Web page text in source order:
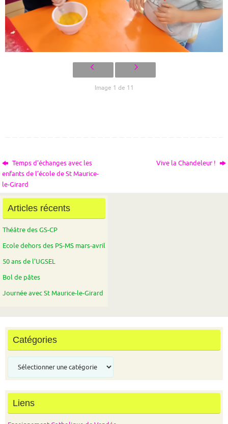
Image 1 de 11
Temps d’échanges avec les
enfants de l’école de St Maurice-
le-Girard
Vive la Chandeleur !
Articles récents
Théâtre des GS-CP
Ecole dehors des PS-MS mars-avril
50 ans de l’UGSEL
Bol de pâtes
Journée avec St Maurice-le-Girard
Catégories
Liens